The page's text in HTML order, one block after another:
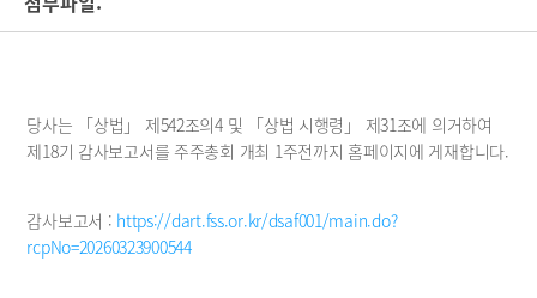
Open Innovation
공시정보
재무정보
공지사항
당사는 「상법」 제542조의4 및 「상법 시행령」 제31조에 의거하여
제18기 감사보고서를 주주총회 개최 1주전까지 홈페이지에 게재합니다.
감사보고서 : https://dart.fss.or.kr/dsaf001/main.do?
rcpNo=20260323900544